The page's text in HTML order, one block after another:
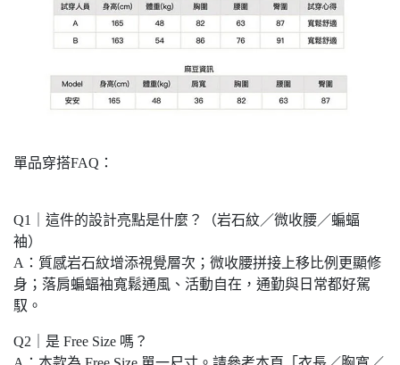
單品穿搭FAQ：
Q1｜這件的設計亮點是什麼？（岩石紋／微收腰／蝙蝠
袖）
A：質感岩石紋增添視覺層次；微收腰拼接上移比例更顯修
身；落肩蝙蝠袖寬鬆通風、活動自在，通勤與日常都好駕
馭。
Q2｜是 Free Size 嗎？